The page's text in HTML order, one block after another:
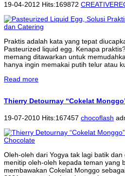
19-04-2012 Hits:169872
Praktis adalah kata yang tepat
Pasteurized liquid egg. Kenapa
memang ditawarkan untuk
hanya ingin memakai putih telur atau
Read more
Thierry Detournay “Cokelat
19-07-2010 Hits:167457 chocoflash
Oleh-oleh dari Yogya tak lagi batik
menitip oleh-oleh kepada teman yang
membawakan Cokelat Monggo